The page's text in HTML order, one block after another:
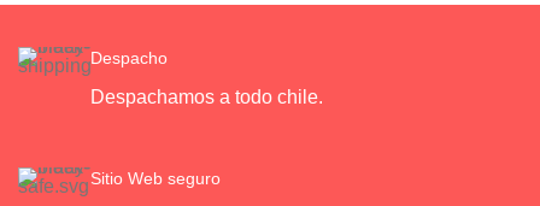
Despacho
Despachamos a todo chile.
Sitio Web seguro